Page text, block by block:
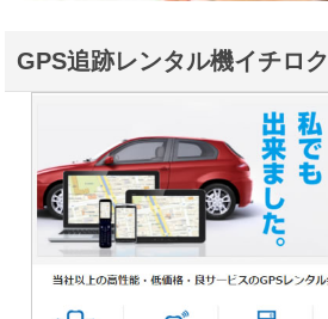
GPS追跡レンタル機イチロク